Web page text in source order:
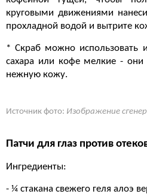
круговыми движениями
прохладной водой и вытрите
* Скраб можно использовать
сахара или кофе мелкие -
нежную кожу.
Источник фото: Изображение
Патчи для глаз против
Ингредиенты:
- ¼ стакана свежего геля алоэ